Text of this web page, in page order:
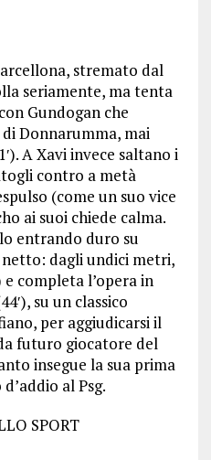
stremato dal
seriamente, ma tenta
Gundogan che
Donnarumma, mai
A Xavi invece saltano i
contro a metà
(come un suo vice
ai suoi chiede calma.
entrando duro su
netto: dagli undici metri,
completa l’opera in
su un classico
per aggiudicarsi il
futuro giocatore del
insegue la sua prima
al Psg.
SPORT